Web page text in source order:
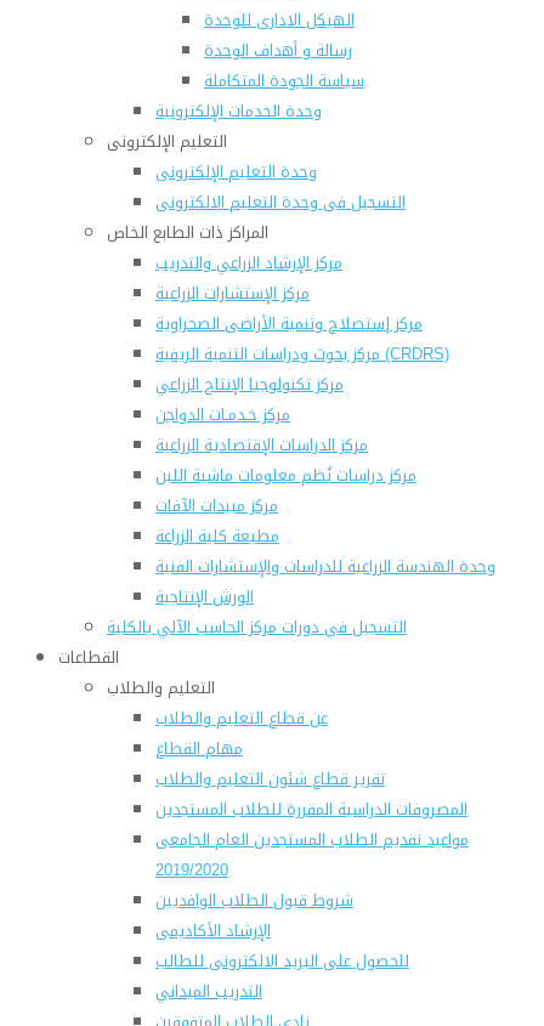
الهيكل الادارى للوحدة
رسالة و أهداف الوحدة
سياسة الجودة المتكاملة
وحدة الخدمات الإلكترونية
التعليم الإلكترونى
وحدة التعليم الإلكترونى
التسجيل فى وحدة التعليم الالكترونى
المراكز ذات الطابع الخاص
مركز الإرشاد الزراعي والتدريب
مركز الإستشارات الزراعية
مركز إستصلاح وتنمية الأراضى الصحراوية
مركز بحوث ودراسات التنمية الريفية (CRDRS)
مركز تكنولوجيا الإنتاج الزراعي
مركز خـدمـات الدواجن
مركز الدراسات الإقتصادية الزراعية
مركز دراسات نُظم معلومات ماشية اللبن
مركز مبيدات الآفات
مطبعة كلية الزراعة
وحدة الهندسة الزراعية للدراسات والإستشارات الفنية
الورش الإنتاجية
التسجيل في دورات مركز الحاسب الآلي بالكلية
القطاعات
التعليم والطلاب
عن قطاع التعليم والطلاب
مهام القطاع
تقرير قطاع شئون التعليم والطلاب
المصروفات الدراسية المقررة للطلاب المستجدين
مواعيد تقديم الطلاب المستجدين العام الجامعى
2019/2020
شروط قبول الطلاب الوافديين
الإرشاد الأكاديمى
للحصول على البريد الالكترونى للطالب
التدريب الميداني